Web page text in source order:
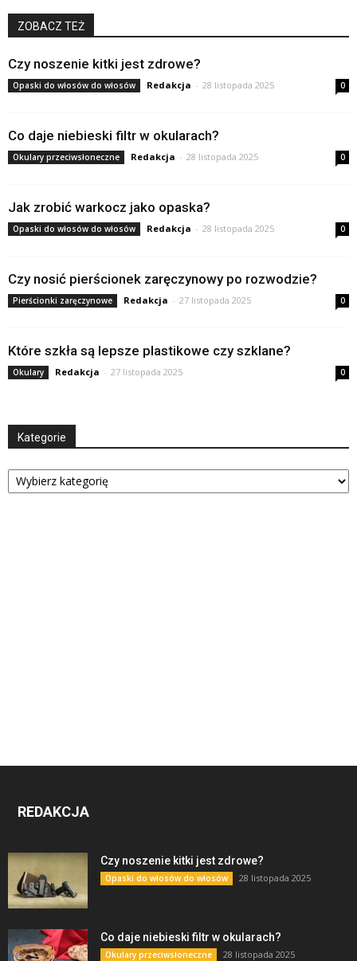
ZOBACZ TEŻ
Czy noszenie kitki jest zdrowe?
Opaski do włosów do włosów Redakcja - 28 listopada 2025 0
Co daje niebieski filtr w okularach?
Okulary przeciwsłoneczne Redakcja - 28 listopada 2025 0
Jak zrobić warkocz jako opaska?
Opaski do włosów do włosów Redakcja - 28 listopada 2025 0
Czy nosić pierścionek zaręczynowy po rozwodzie?
Pierścionki zaręczynowe Redakcja - 27 listopada 2025 0
Które szkła są lepsze plastikowe czy szklane?
Okulary Redakcja - 27 listopada 2025 0
Kategorie
Kategorie
REDAKCJA
Czy noszenie kitki jest zdrowe?
Opaski do włosów do włosów 28 listopada 2025
Co daje niebieski filtr w okularach?
Okulary przeciwsłoneczne 28 listopada 2025